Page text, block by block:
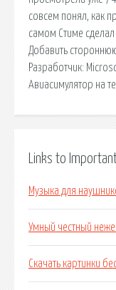
совсем понял, как
самом Стиме
Добавить
Разработчик:
Авиасимулятор на
Links to
Музыка для
Умный честный
Скачать картинки